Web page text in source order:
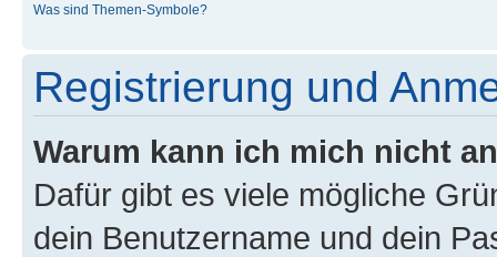
Was sind Themen-Symbole?
Registrierung und
Warum kann ich mich nicht
Dafür gibt es viele mögliche
dein Benutzername und dein